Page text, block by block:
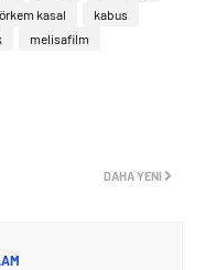
kasal
kabus
melisafilm
DAHA YENI